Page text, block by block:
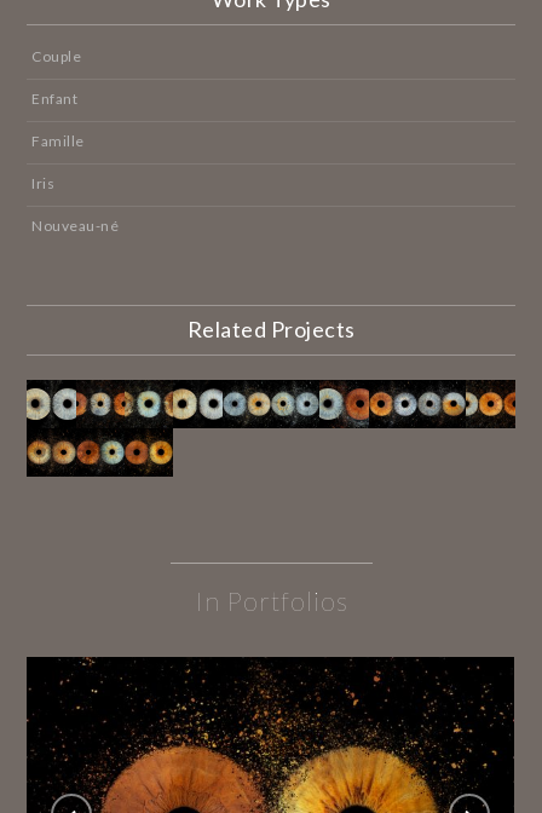
Couple
Enfant
Famille
Iris
Nouveau-né
Related Projects
In Portfolios